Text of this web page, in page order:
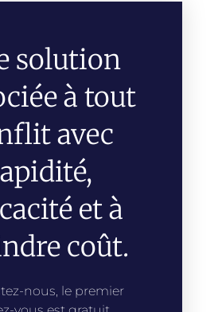
solution
à tout
avec
et à
coût.
nous, le premier